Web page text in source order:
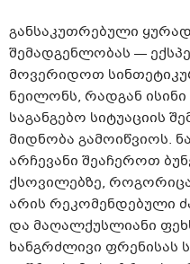
განსაკუთრებული
შემადგენლობას —
მოვერიდოთ
ნეილონს, რადგან
საგანგებო სიტუაციის
მიდნობა გამოიწვიოს.
არჩევანი შეაჩეროთ
ქსოვილებზე,
არის რეკომენდებული
და მაღალქუსლიანი
ხანგრძლივი ფრენისას